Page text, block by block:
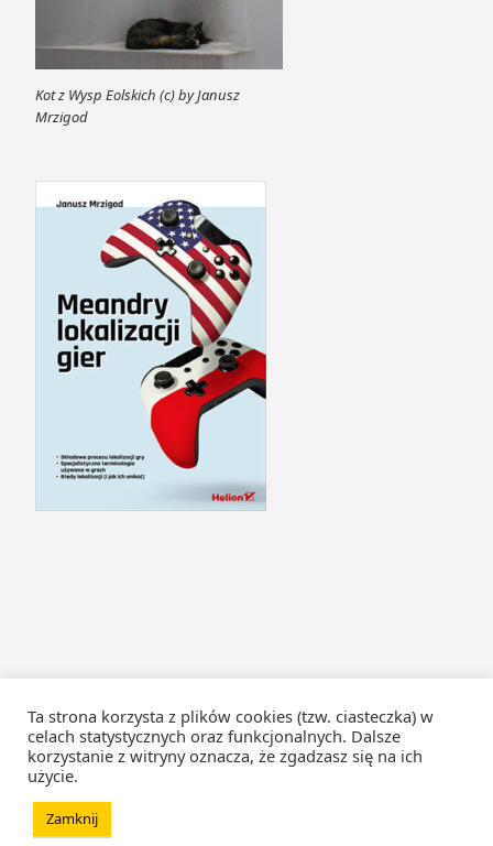
Kot z Wysp Eolskich (c) by Janusz
Mrzigod
Ta strona korzysta z plików cookies (tzw. ciasteczka) w
celach statystycznych oraz funkcjonalnych. Dalsze
korzystanie z witryny oznacza, że zgadzasz się na ich
użycie.
Zamknij